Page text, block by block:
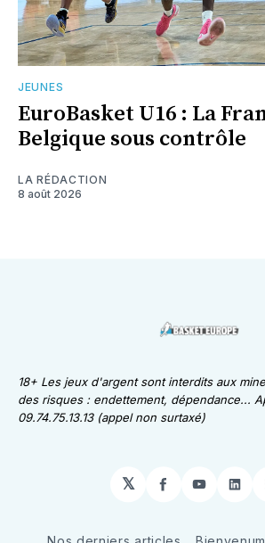
JEUNES
EuroBasket U16 : La
Belgique sous contrôle
LA RÉDACTION
8 août 2026
18+ Les jeux d'argent sont interdits aux
des risques : endettement, dépendance...
09.74.75.13.13 (appel non surtaxé)
𝕏 Facebook